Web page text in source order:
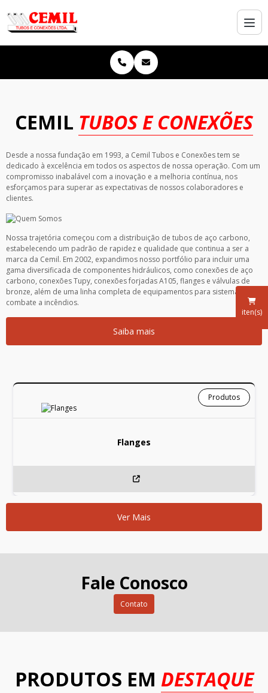
iten(s)
CEMIL TUBOS E CONEXÕES
Desde a nossa fundação em 1993, a Cemil Tubos e Conexões tem se
dedicado à excelência em todos os aspectos de nossa operação. Com um
compromisso inabalável com a inovação e a melhoria contínua, nos
esforçamos para superar as expectativas de nossos colaboradores e
clientes.
Nossa trajetória começou com a distribuição de tubos de aço carbono,
estabelecendo um padrão de rapidez e qualidade que continua a ser a
marca da Cemil. Em 2002, expandimos nosso portfólio para incluir uma
gama diversificada de componentes hidráulicos, como conexões de aço
carbono, conexões Tupy, conexões forjadas A105, flanges e válvulas de
bronze, além de uma linha completa de equipamentos para sistemas de
combate a incêndios.
Saiba mais
Flanges
Produtos
Ver Mais
Fale Conosco
Contato
PRODUTOS EM DESTAQUE